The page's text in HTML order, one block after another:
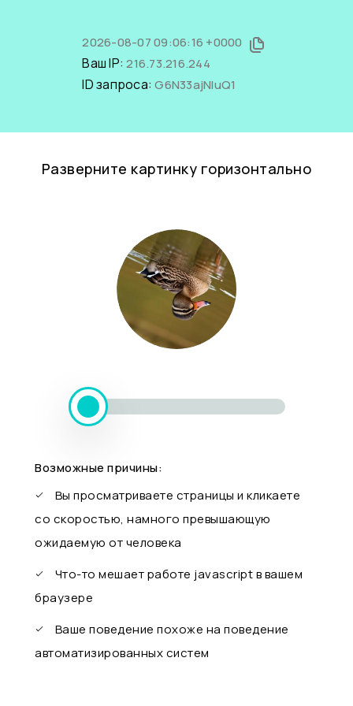
2026-08-07 09:06:16 +0000
Ваш IP:216.73.216.244
ID запроса:G6N33ajNIuQ1
Разверните картинку горизонтально
Возможные причины:
Вы просматриваете страницы и кликаете
со скоростью, намного превышающую
ожидаемую от человека
Что-то мешает работе javascript в вашем
браузере
Ваше поведение похоже на поведение
автоматизированных систем